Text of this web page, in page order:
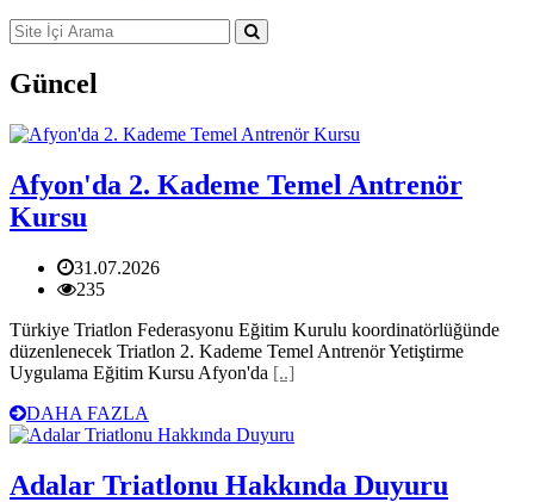
Güncel
Afyon'da 2. Kademe Temel Antrenör
Kursu
31.07.2026
235
Türkiye Triatlon Federasyonu Eğitim Kurulu koordinatörlüğünde
düzenlenecek Triatlon 2. Kademe Temel Antrenör Yetiştirme
Uygulama Eğitim Kursu Afyon'da [..]
DAHA FAZLA
Adalar Triatlonu Hakkında Duyuru